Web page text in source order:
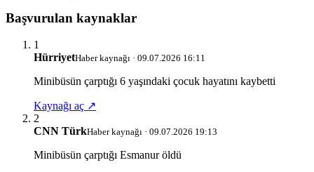
Başvurulan kaynaklar
1
HürriyetHaber kaynağı · 09.07.2026 16:11
Minibüsün çarptığı 6 yaşındaki çocuk hayatını kaybetti
Kaynağı aç ↗
2
CNN TürkHaber kaynağı · 09.07.2026 19:13
Minibüsün çarptığı Esmanur öldü